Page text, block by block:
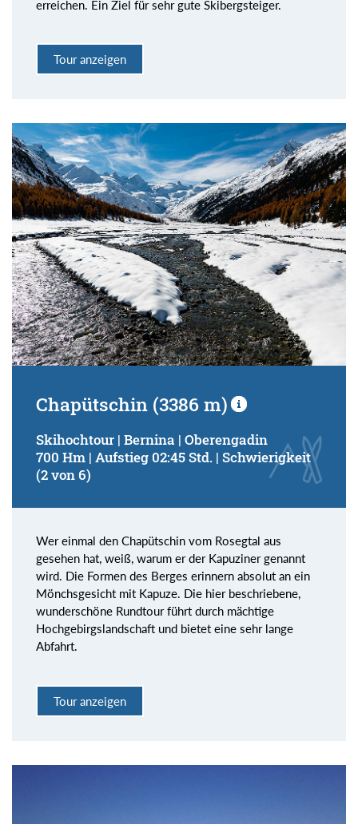
erreichen. Ein Ziel für sehr gute Skibergsteiger.
Tour anzeigen
Chapütschin (3386 m)
Skihochtour | Bernina | Oberengadin
700 Hm | Aufstieg 02:45 Std. | Schwierigkeit
(2 von 6)
Wer einmal den Chapütschin vom Rosegtal aus
gesehen hat, weiß, warum er der Kapuziner genannt
wird. Die Formen des Berges erinnern absolut an ein
Mönchsgesicht mit Kapuze. Die hier beschriebene,
wunderschöne Rundtour führt durch mächtige
Hochgebirgslandschaft und bietet eine sehr lange
Abfahrt.
Tour anzeigen